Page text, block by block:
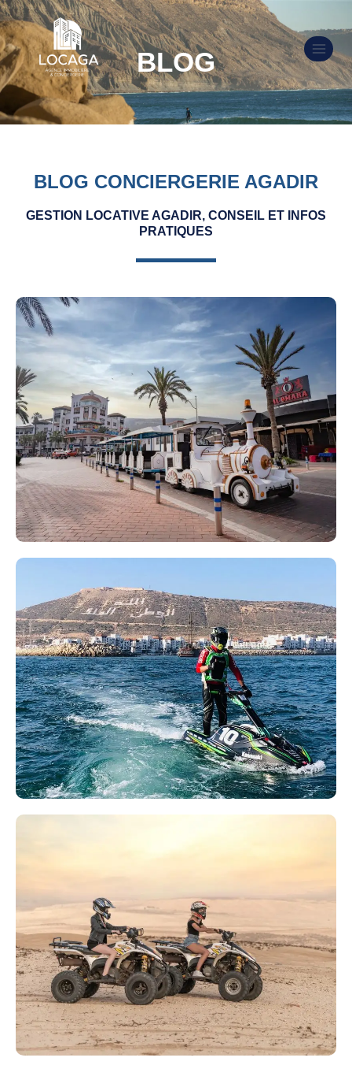
BLOG
BLOG CONCIERGERIE AGADIR
GESTION LOCATIVE AGADIR, CONSEIL ET INFOS
PRATIQUES